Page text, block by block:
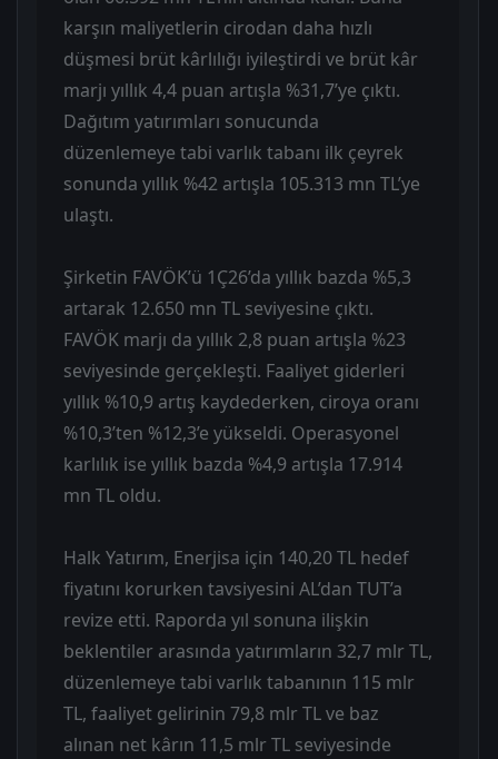
karşın maliyetlerin cirodan daha hızlı
düşmesi brüt kârlılığı iyileştirdi ve brüt kâr
marjı yıllık 4,4 puan artışla %31,7’ye çıktı.
Dağıtım yatırımları sonucunda
düzenlemeye tabi varlık tabanı ilk çeyrek
sonunda yıllık %42 artışla 105.313 mn TL’ye
ulaştı.
Şirketin FAVÖK’ü 1Ç26’da yıllık bazda %5,3
artarak 12.650 mn TL seviyesine çıktı.
FAVÖK marjı da yıllık 2,8 puan artışla %23
seviyesinde gerçekleşti. Faaliyet giderleri
yıllık %10,9 artış kaydederken, ciroya oranı
%10,3’ten %12,3’e yükseldi. Operasyonel
karlılık ise yıllık bazda %4,9 artışla 17.914
mn TL oldu.
Halk Yatırım, Enerjisa için 140,20 TL hedef
fiyatını korurken tavsiyesini AL’dan TUT’a
revize etti. Raporda yıl sonuna ilişkin
beklentiler arasında yatırımların 32,7 mlr TL,
düzenlemeye tabi varlık tabanının 115 mlr
TL, faaliyet gelirinin 79,8 mlr TL ve baz
alınan net kârın 11,5 mlr TL seviyesinde